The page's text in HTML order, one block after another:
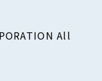
All